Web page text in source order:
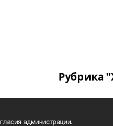
Рубрика
администрации.